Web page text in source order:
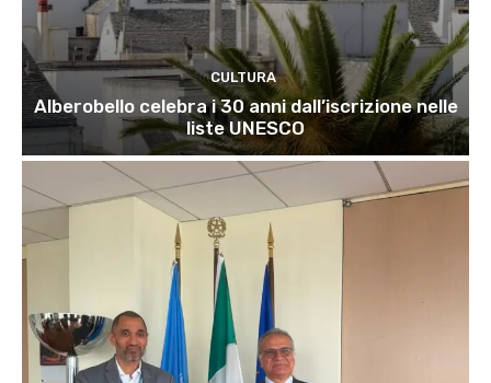
CULTURA
Alberobello celebra i 30 anni dall’iscrizione nelle
liste UNESCO